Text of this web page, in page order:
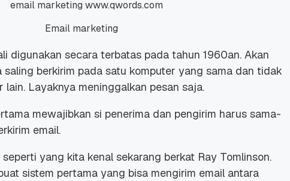
Lengkap Promo
.ID dan Diskon
Qwords Jadi Registrar
Terakreditasi ICANN, Apa
Untungnya?
27 Jul, 2022
Email marketing
digunakan secara terbatas pada tahun 1960an. Akan
berkirim pada satu komputer yang sama dan tidak
lain. Layaknya meninggalkan pesan saja.
mewajibkan si penerima dan pengirim harus sama-
email.
yang kita kenal sekarang berkat Ray Tomlinson.
sistem pertama yang bisa mengirim email antara